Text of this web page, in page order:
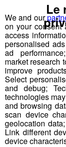
Serveur
Serveur
We and our
on your consent
access
personalised
ad
market research
improve
Select
and debug;
technologies
and browsing
scan device
geolocation
Link different
device
Le